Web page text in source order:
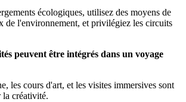
écologiques, utilisez des moyens de
de l'environnement, et privilégiez les circuits
peuvent être intégrés dans un voyage
les cours d'art, et les visites immersives sont
créativité.